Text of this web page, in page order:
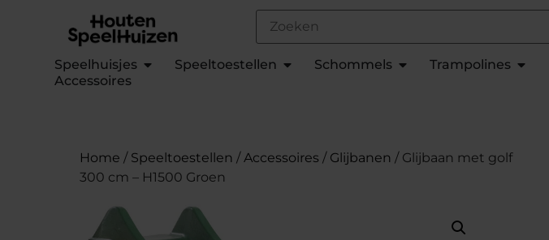
Speelhuisjes Speeltoestellen Schommels Trampolines
Accessoires
Home / Speeltoestellen /Accessoires / Glijbanen / Glijbaan met golf
300 cm – H1500 Groen